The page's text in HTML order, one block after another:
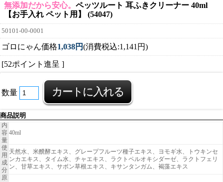
無添加だから安心。 ペッツルート 耳ふきクリーナー 40ml
【お手入れ ペット用】 (54047)
50101-00-0001
ゴロにゃん価格1,038円(消費税込:1,141円)
[52ポイント進呈 ]
数量
商品説明
内
容
量
40ml
使
用
成
分
天然水、米醗酵エキス、グレープフルーツ種子エキス、ヨモギ水、トウキンセ
ンカエキス、タイム水、チャエキス、ラクトペルオキシダーゼ、ラクトフェリ
ン、甘草エキス、サボン草根エキス、キサンタンガム、褐藻エキス
原